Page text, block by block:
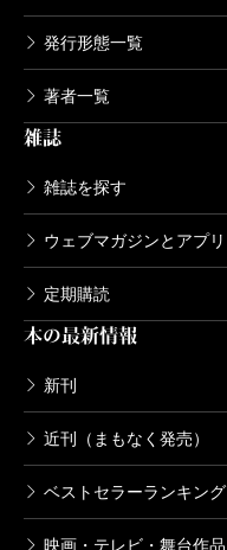
発行形態一覧
著者一覧
雑誌
雑誌を探す
ウェブマガジンとアプリ
定期購読
本の最新情報
新刊
近刊（まもなく発売）
ベストセラーランキング
映画・テレビ・舞台作品